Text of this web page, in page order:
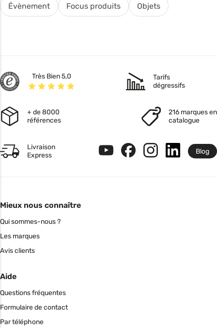
Évènement Focus produits Objets
Très Bien 5,0
Tarifs
dégressifs
+ de 8000
références
216 marques en
catalogue
Livraison
Express
Blog
Mieux nous connaître
Qui sommes-nous ?
Les marques
Avis clients
Aide
Questions fréquentes
Formulaire de contact
Par téléphone